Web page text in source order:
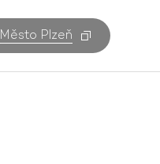
Město Plzeň